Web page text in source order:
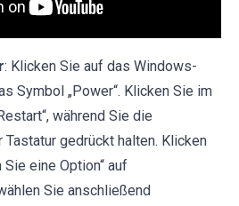
: Klicken Sie auf das Windows-
Symbol „Power“. Klicken Sie im
während Sie die
gedrückt halten. Klicken
eine Option“ auf
Sie anschließend